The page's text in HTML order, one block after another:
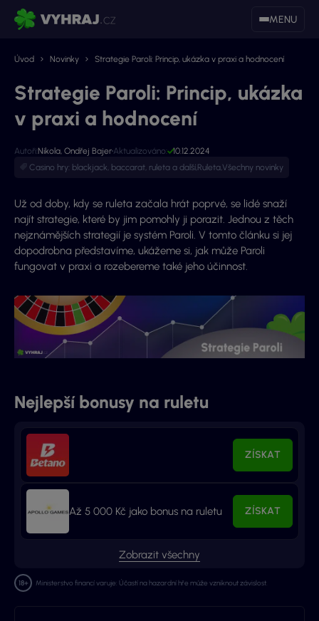
MENU
Úvod Novinky Strategie Paroli: Princip, ukázka v praxi a hodnocení
Strategie Paroli: Princip, ukázka
v praxi a hodnocení
Autoři: Nikola, Ondřej Bajer Aktualizováno:
10.12.2024
Casino hry: blackjack, baccarat, ruleta a další,Ruleta,Všechny novinky
Už od doby, kdy se ruleta začala hrát poprvé, se lidé snaží
najít strategie, které by jim pomohly ji porazit. Jednou z těch
nejznámějších strategií je systém Paroli. V tomto článku si jej
dopodrobna představíme, ukážeme si, jak může Paroli
fungovat v praxi a rozebereme také jeho účinnost.
Nejlepší bonusy na ruletu
ZÍSKAT
Až 5 000 Kč jako bonus na ruletu ZÍSKAT
Zobrazit všechny
Ministerstvo financí varuje: Účastí na hazardní hře může vzniknout závislost.